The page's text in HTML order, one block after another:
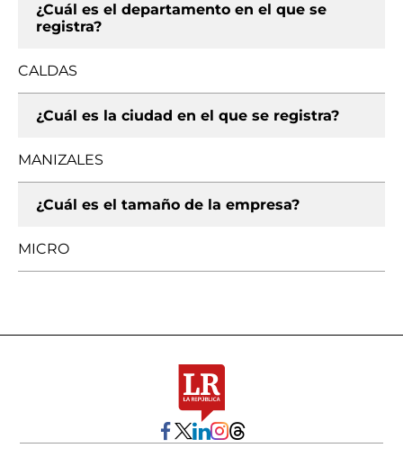
¿Cuál es el departamento en el que se
registra?
CALDAS
¿Cuál es la ciudad en el que se registra?
MANIZALES
¿Cuál es el tamaño de la empresa?
MICRO